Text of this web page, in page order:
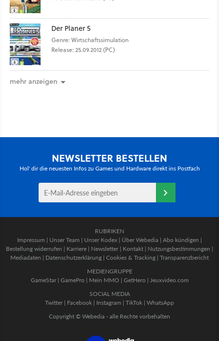
Der Planer 5
Genre: Wirtschaftssimulation
Release: 25.09.2012 (PC)
mehr anzeigen
NEWSLETTER BESTELLEN
Hol' dir die neuesten Infos zu Games und Hardware direkt ins Postfach
RUBRIKEN
Impressum | Unser Team | Unser Kodex | Über Webedia | Abo kündigen |
Bestellung widerrufen | Karriere | Newsletter | Kontakt | Nutzungsbestimmungen |
Mediadaten | Datenschutzerklärung | Cookies & Tracking | Transparenzbericht
MEDIENGRUPPE
GameStar| GamePro | Mein MMO | GetHero | Jeuxvideo.com
SOCIAL MEDIA
Twitter | Facebook | Instagram | TikTok | WhatsApp
Copyright © Webedia - alle Rechte vorbehalten